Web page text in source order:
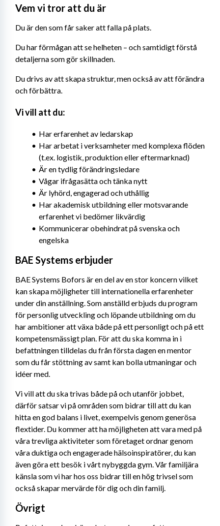
Vem vi tror att du är
Du är den som får saker att falla på plats.
Du har förmågan att se helheten – och samtidigt förstå
detaljerna som gör skillnaden.
Du drivs av att skapa struktur, men också av att förändra
och förbättra.
Vi vill att du:
Har erfarenhet av ledarskap
Har arbetat i verksamheter med komplexa flöden
(t.ex. logistik, produktion eller eftermarknad)
Är en tydlig förändringsledare
Vågar ifrågasätta och tänka nytt
Är lyhörd, engagerad och uthållig
Har akademisk utbildning eller motsvarande
erfarenhet vi bedömer likvärdig
Kommunicerar obehindrat på svenska och
engelska
BAE Systems erbjuder
BAE Systems Bofors är en del av en stor koncern vilket
kan skapa möjligheter till internationella erfarenheter
under din anställning. Som anställd erbjuds du program
för personlig utveckling och löpande utbildning om du
har ambitioner att växa både på ett personligt och på ett
kompetensmässigt plan. För att du ska komma in i
befattningen tilldelas du från första dagen en mentor
som du får stöttning av samt kan bolla utmaningar och
idéer med.
Vi vill att du ska trivas både på och utanför jobbet,
därför satsar vi på områden som bidrar till att du kan
hitta en god balans i livet, exempelvis genom generösa
flextider. Du kommer att ha möjligheten att vara med på
våra trevliga aktiviteter som företaget ordnar genom
våra duktiga och engagerade hälsoinspiratörer, du kan
även göra ett besök i vårt nybyggda gym. Vår familjära
känsla som vi har hos oss bidrar till en hög trivsel som
också skapar mervärde för dig och din familj.
Övrigt